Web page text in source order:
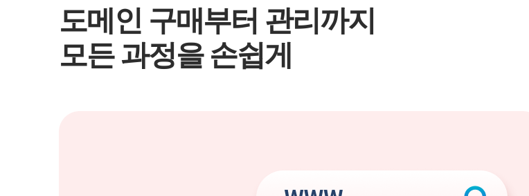
도메인 구매부터 관리까지
모든 과정을 손쉽게